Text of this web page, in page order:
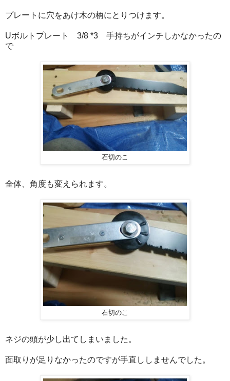
プレートに穴をあけ木の柄にとりつけます。
Uボルトプレート 3/8 *3 手持ちがインチしかなかったの
で
石切のこ
全体、角度も変えられます。
石切のこ
ネジの頭が少し出てしまいました。
面取りが足りなかったのですが手直ししませんでした。